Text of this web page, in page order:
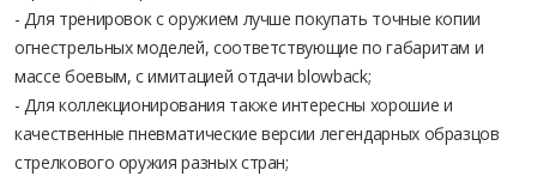
- Для тренировок с оружием лучше покупать точные копии
огнестрельных моделей, соответствующие по габаритам и
массе боевым, с имитацией отдачи blowback;
- Для коллекционирования также интересны хорошие и
качественные пневматические версии легендарных образцов
стрелкового оружия разных стран;